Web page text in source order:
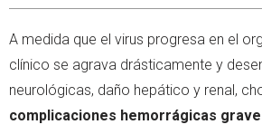
A medida que el virus progresa en el
clínico se agrava drásticamente y
neurológicas, daño hepático y renal,
complicaciones hemorrágicas